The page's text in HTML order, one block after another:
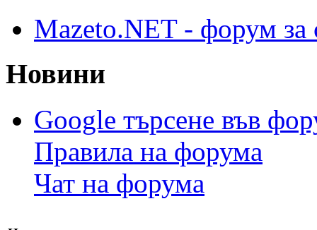
Mazeto.NET - форум за
Новини
Google търсене във
Правила на форума
Чат на форума